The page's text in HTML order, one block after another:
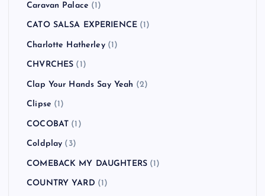
Caravan Palace (1)
CATO SALSA EXPERIENCE (1)
Charlotte Hatherley(1)
CHVRCHES (1)
Clap Your Hands Say Yeah (2)
Clipse (1)
COCOBAT (1)
Coldplay (3)
COMEBACK MY DAUGHTERS (1)
COUNTRY YARD (1)